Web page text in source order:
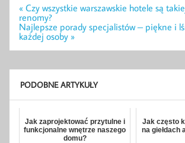
Nawigacja
wpisu
« Czy wszystkie warszawskie hotele są
renomy?
Najlepsze porady specjalistów – piękne i
każdej osoby »
PODOBNE ARTYKUŁY
Jak zaprojektować przytulne i
funkcjonalne wnętrze naszego
domu?
Jak często
na giełdach